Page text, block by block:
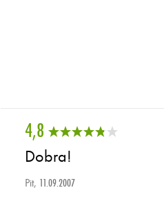
4,8
Dobra!
Pit, 11.09.2007